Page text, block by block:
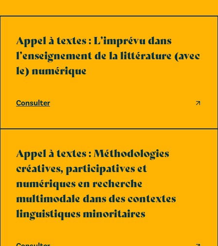
Appel à textes : L’imprévu dans
l’enseignement de la littérature (avec
le) numérique
Consulter
Appel à textes : Méthodologies
créatives, participatives et
numériques en recherche
multimodale dans des contextes
linguistiques minoritaires